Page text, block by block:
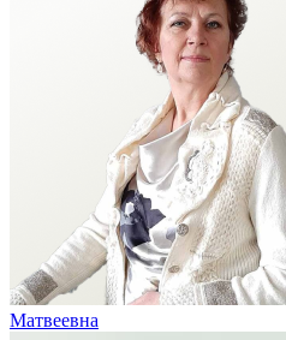
Матвеевна